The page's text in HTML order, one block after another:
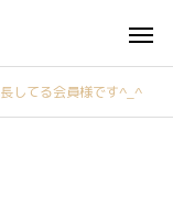
してる会員様です^_^